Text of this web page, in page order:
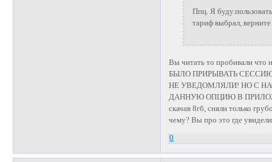
Ппц. Я
тариф выбрал,
Вы читать то пробивали
БЫЛО ПРИРЫВАТЬ
НЕ УВЕДОМЛЯЛИ! НО С
ДАННУЮ ОПЦИЮ В
скачав 8гб, сняли только
чему? Вы про это где
0